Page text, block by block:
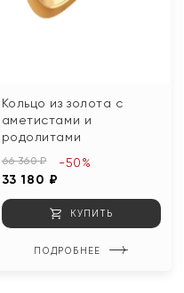
Кольцо из золота с
аметистами и
родолитами
66 360 ₽
33 180 ₽
-50%
КУПИТЬ
ПОДРОБНЕЕ